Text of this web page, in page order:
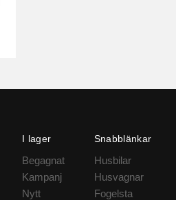
I lager
Begagnat
Kampanj
Nytt
Snabblänkar
Husbilar
Husvagnar
Fogelsta